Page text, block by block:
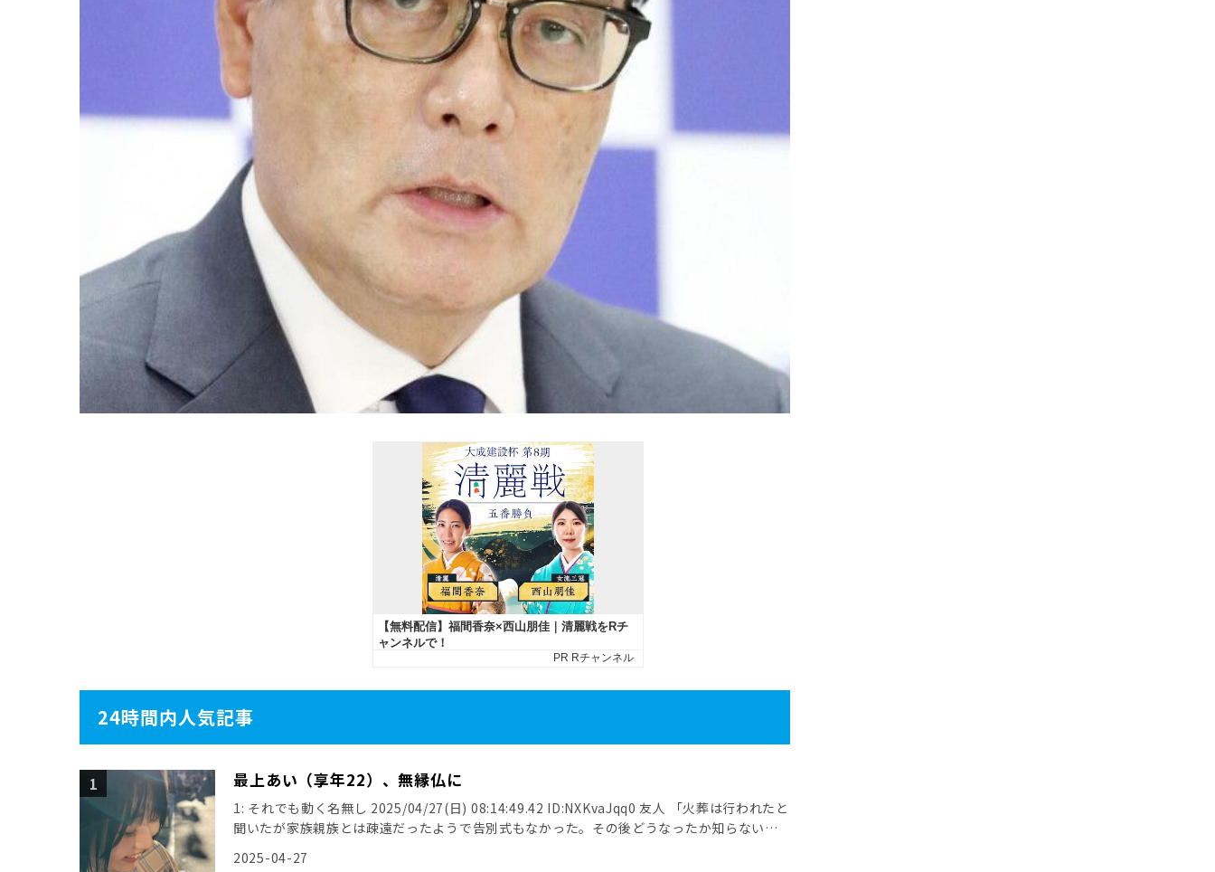
24時間内人気記事
最上あい（享年22）、無縁仏に
1: それでも動く名無し 2025/04/27(日) 08:14:49.42 ID:NXKvaJqq0 友人 「火葬は行われたと
聞いたが家族親族とは疎遠だったようで告別式もなかった。その後どうなったか知らない」
2025-04-27